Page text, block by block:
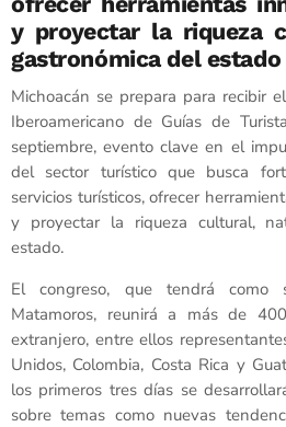
y proyectar la riqueza
gastronómica del estado
Michoacán se prepara para recibir
Iberoamericano de Guías de
septiembre, evento clave en el
del sector turístico que busca
servicios turísticos, ofrecer
y proyectar la riqueza cultural,
estado.
El congreso, que tendrá como
Matamoros, reunirá a más de
extranjero, entre ellos
Unidos, Colombia, Costa Rica y
los primeros tres días se
sobre temas como nuevas